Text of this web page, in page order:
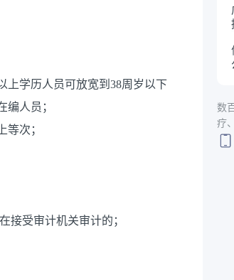
上学历人员可放宽到38周岁以下
编人员；
等次；
接受审计机关审计的；
数
疗